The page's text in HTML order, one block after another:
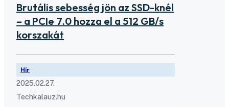
Brutális sebesség jön az SSD-knél
– a PCIe 7.0 hozza el a 512 GB/s
korszakát
Hír
2025.02.27.
Techkalauz.hu